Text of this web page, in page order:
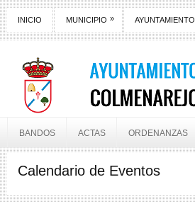
INICIO MUNICIPIO » AYUNTAMIENTO
BANDOS ACTAS ORDENANZAS
Calendario de Eventos